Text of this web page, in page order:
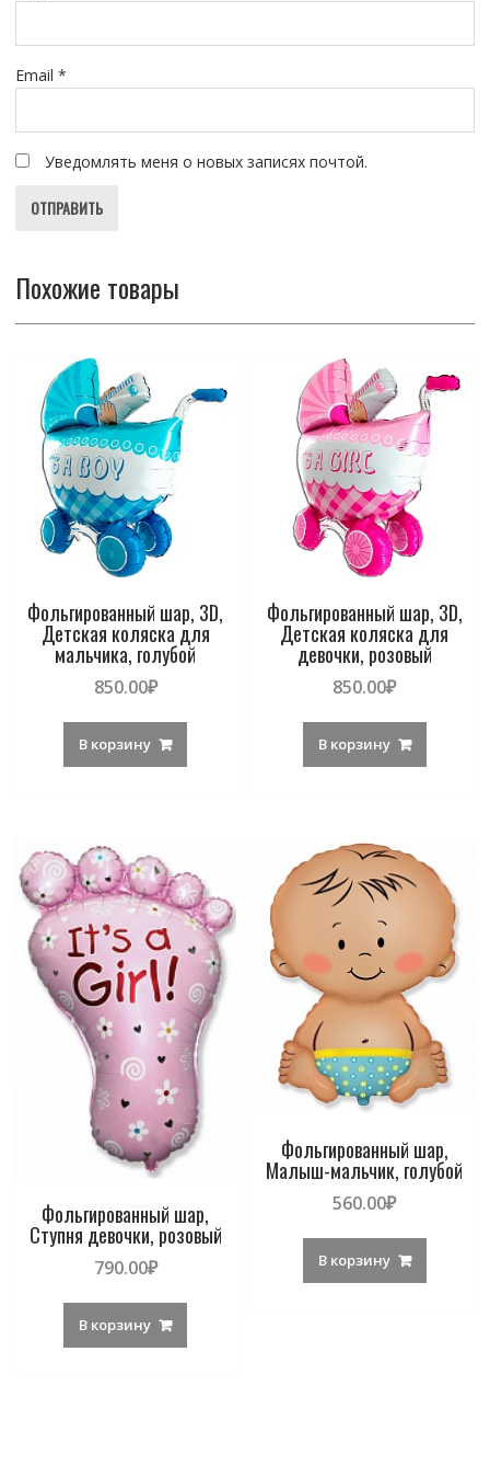
Email *
Уведомлять меня о новых записях почтой.
Похожие товары
Фольгированный шар, 3D,
Детская коляска для
мальчика, голубой
850.00₽
В корзину
Фольгированный шар, 3D,
Детская коляска для
девочки, розовый
850.00₽
В корзину
Фольгированный шар,
Ступня девочки, розовый
790.00₽
В корзину
Фольгированный шар,
Малыш-мальчик, голубой
560.00₽
В корзину